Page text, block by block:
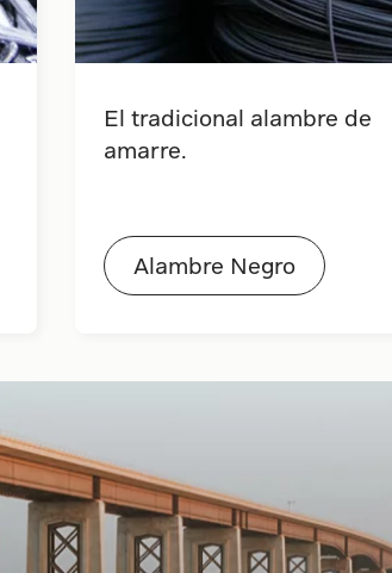
El tradicional alambre de
amarre.
Alambre Negro